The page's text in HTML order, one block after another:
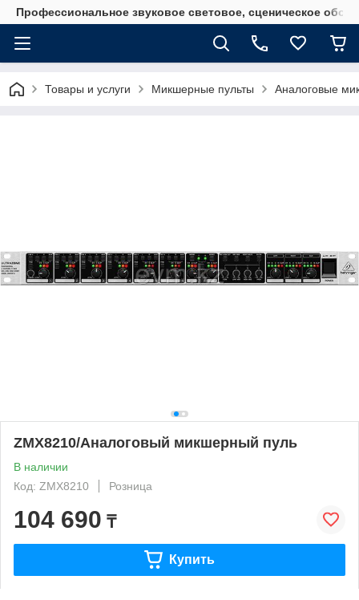
Профессиональное звуковое световое, сценическое
Товары и услуги Микшерные пульты Аналоговые
ZMX8210/Аналоговый микшерный пуль
В наличии
Код: ZMX8210
Розница
104 690 ₸
Купить